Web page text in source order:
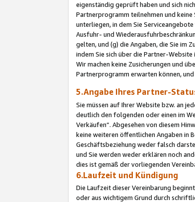
eigenständig geprüft haben und sich
Partnerprogramm teilnehmen und keine
unterliegen, in dem Sie
Ausfuhr- und
gelten, und (g) die Angaben, die Sie im
indem Sie sich über die Partner-
Wir machen keine Zusicherungen und
Partnerprogramm erwarten können,
5.Angabe Ihres Partner-
Sie müssen auf Ihrer Website bzw. an
deutlich den folgenden oder einen im
Verkäufen“. Abgesehen von diesem
keine weiteren öffentlichen Angaben in
Geschäftsbeziehung weder falsch
und Sie werden weder erklären noch
dies ist gemäß der vorliegenden
6.Laufzeit und Kündigung
Die Laufzeit dieser Vereinbarung
oder aus wichtigem Grund durch